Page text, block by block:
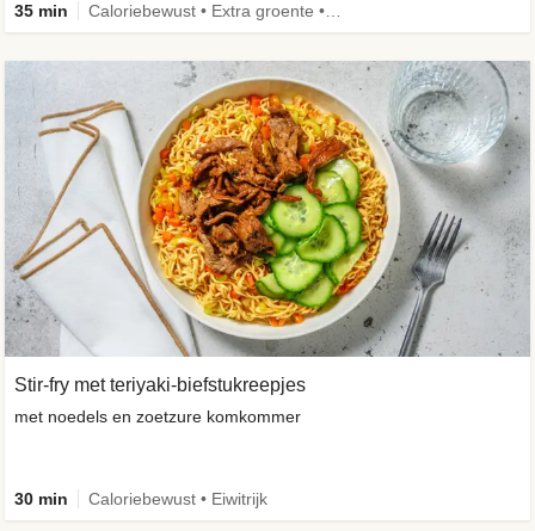
35 min
Stir-fry met teriyaki-biefstukreepjes
met noedels en zoetzure komkommer
30 min Caloriebewust • Eiwitrijk